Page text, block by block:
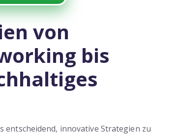
von
bis
entscheidend, innovative Strategien zu